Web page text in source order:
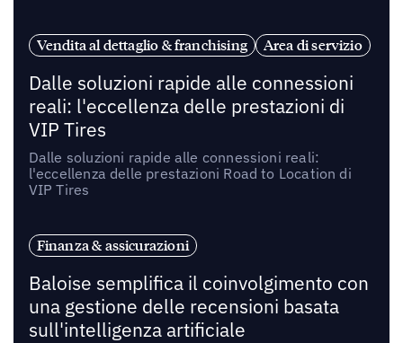
Vendita al dettaglio & franchising Area di servizio
Dalle soluzioni rapide alle connessioni
reali: l'eccellenza delle prestazioni di
VIP Tires
Dalle soluzioni rapide alle connessioni reali:
l'eccellenza delle prestazioni Road to Location di
VIP Tires
Finanza & assicurazioni
Baloise semplifica il coinvolgimento con
una gestione delle recensioni basata
sull'intelligenza artificiale